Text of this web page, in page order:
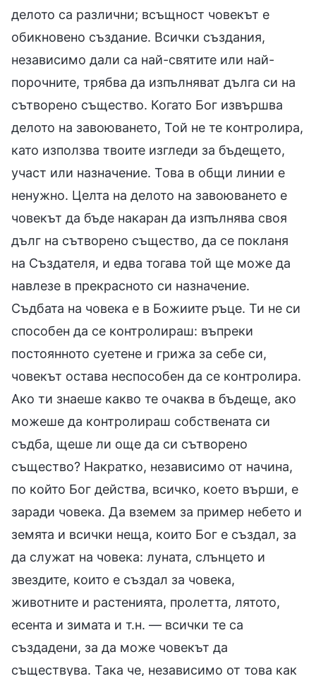
делото са различни; всъщност човекът е
обикновено създание. Всички създания,
независимо дали са най-святите или най-
порочните, трябва да изпълняват дълга си на
сътворено същество. Когато Бог извършва
делото на завоюването, Той не те контролира,
като използва твоите изгледи за бъдещето,
участ или назначение. Това в общи линии е
ненужно. Целта на делото на завоюването е
човекът да бъде накаран да изпълнява своя
дълг на сътворено същество, да се покланя
на Създателя, и едва тогава той ще може да
навлезе в прекрасното си назначение.
Съдбата на човека е в Божиите ръце. Ти не си
способен да се контролираш: въпреки
постоянното суетене и грижа за себе си,
човекът остава неспособен да се контролира.
Ако ти знаеше какво те очаква в бъдеще, ако
можеше да контролираш собствената си
съдба, щеше ли още да си сътворено
същество? Накратко, независимо от начина,
по който Бог действа, всичко, което върши, е
заради човека. Да вземем за пример небето и
земята и всички неща, които Бог е създал, за
да служат на човека: луната, слънцето и
звездите, които е създал за човека,
животните и растенията, пролетта, лятото,
есента и зимата и т.н. — всички те са
създадени, за да може човекът да
съществува. Така че, независимо от това как